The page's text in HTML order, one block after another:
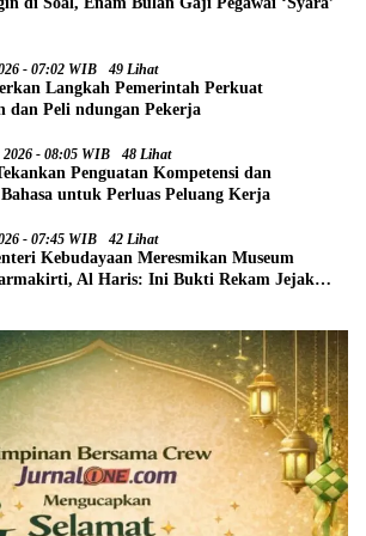
- 07:02 WIB 49 Lihat
Langkah Pemerintah Perkuat
dan Peli ndungan Pekerja
- 08:05 WIB 48 Lihat
Penguatan Kompetensi dan
untuk Perluas Peluang Kerja
- 07:45 WIB 42 Lihat
Kebudayaan Meresmikan Museum
Al Haris: Ini Bukti Rekam Jejak